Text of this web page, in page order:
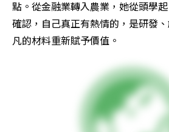
點。從金融業轉入農業，她從頭學
確認，自己真正有熱情的，是研發
凡的材料重新賦予價值。